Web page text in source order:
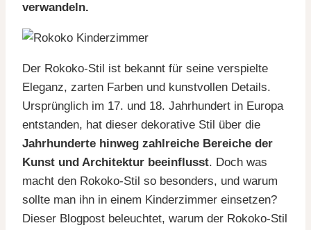
verwandeln.
Der Rokoko-Stil ist bekannt für seine verspielte
Eleganz, zarten Farben und kunstvollen Details.
Ursprünglich im 17. und 18. Jahrhundert in Europa
entstanden, hat dieser dekorative Stil über die
Jahrhunderte hinweg zahlreiche Bereiche der
Kunst und Architektur beeinflusst. Doch was
macht den Rokoko-Stil so besonders, und warum
sollte man ihn in einem Kinderzimmer einsetzen?
Dieser Blogpost beleuchtet, warum der Rokoko-Stil